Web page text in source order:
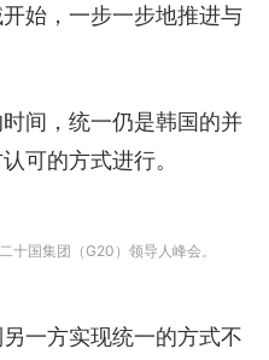
始，一步一步地推进与
间，统一仍是韩国的并
可的方式进行。
十国集团（G20）领导人峰会。
一方实现统一的方式不